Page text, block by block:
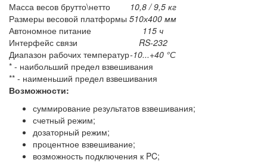
Масса весов брутто\нетто
10,8 / 9,5 кг
Размеры весовой платформы 510х400 мм
Автономное питание
115 ч
Интерфейс связи
RS-232
Диапазон рабочих температур-10...+40 °С
* - наибольший предел взвешивания
** - наименьший предел взвешивания
Возможности:
суммирование результатов взвешивания;
счетный режим;
дозаторный режим;
процентное взвешивание;
возможность подключения к PC;